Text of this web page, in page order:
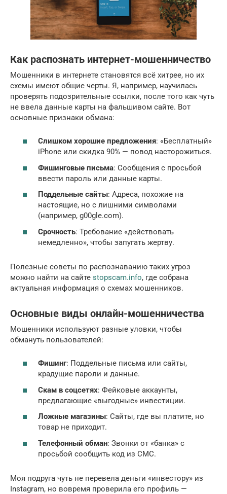
Как распознать интернет-мошенничество
Мошенники в интернете становятся всё хитрее, но их
схемы имеют общие черты. Я, например, научилась
проверять подозрительные ссылки, после того как чуть
не ввела данные карты на фальшивом сайте. Вот
основные признаки обмана:
Слишком хорошие предложения: «Бесплатный»
iPhone или скидка 90% — повод насторожиться.
Фишинговые письма: Сообщения с просьбой
ввести пароль или данные карты.
Поддельные сайты: Адреса, похожие на
настоящие, но с лишними символами
(например, g00gle.com).
Срочность: Требование «действовать
немедленно», чтобы запугать жертву.
Полезные советы по распознаванию таких угроз
можно найти на сайте stopscam.info, где собрана
актуальная информация о схемах мошенников.
Основные виды онлайн-мошенничества
Мошенники используют разные уловки, чтобы
обмануть пользователей:
Фишинг: Поддельные письма или сайты,
крадущие пароли и данные.
Скам в соцсетях: Фейковые аккаунты,
предлагающие «выгодные» инвестиции.
Ложные магазины: Сайты, где вы платите, но
товар не приходит.
Телефонный обман: Звонки от «банка» с
просьбой сообщить код из СМС.
Моя подруга чуть не перевела деньги «инвестору» из
Instagram, но вовремя проверила его профиль —